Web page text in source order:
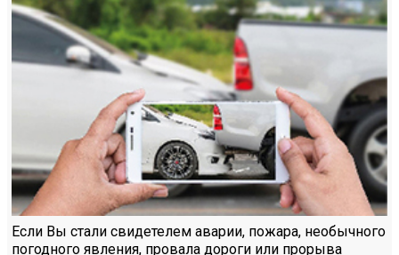
Если Вы стали свидетелем аварии, пожара, необычного
погодного явления, провала дороги или прорыва